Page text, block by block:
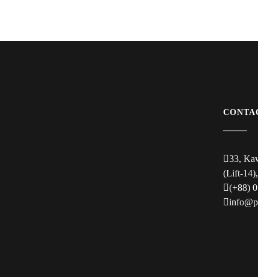
33,
(Lift-
(+88)